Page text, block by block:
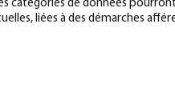
catégories de données
liées à des démarches